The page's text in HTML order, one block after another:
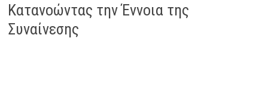
Κατανοώντας την Έννοια της
Συναίνεσης